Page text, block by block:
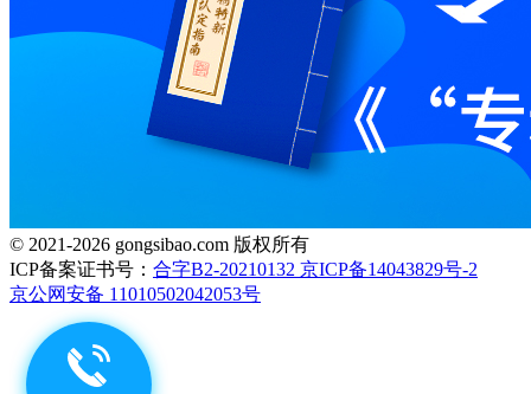
© 2021-2026 gongsibao.com 版权所有
ICP备案证书号： 合字B2-20210132 京ICP备14043829号-2
京公网安备 11010502042053号